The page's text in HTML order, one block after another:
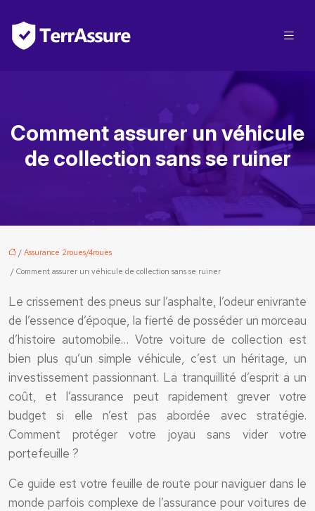
Comment assurer un véhicule
de collection sans se ruiner
/ Assurance 2roues/4roues
/ Comment assurer un véhicule de collection sans se ruiner
Le crissement des pneus sur l’asphalte, l’odeur enivrante
de l’essence d’époque, la fierté de posséder un morceau
d’histoire automobile… Votre voiture de collection est
bien plus qu’un simple véhicule, c’est un héritage, un
investissement passionnant. La tranquillité d’esprit a un
coût, et l’assurance peut rapidement grever votre
budget si elle n’est pas abordée avec stratégie.
Comment protéger votre joyau sans vider votre
portefeuille ?
Ce guide est votre feuille de route pour naviguer dans le
monde parfois complexe de l’assurance pour voitures de